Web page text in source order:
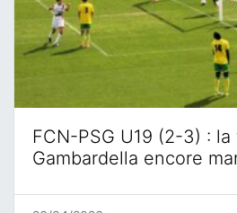
FCN-PSG U19 (2-3) :
Gambardella encore